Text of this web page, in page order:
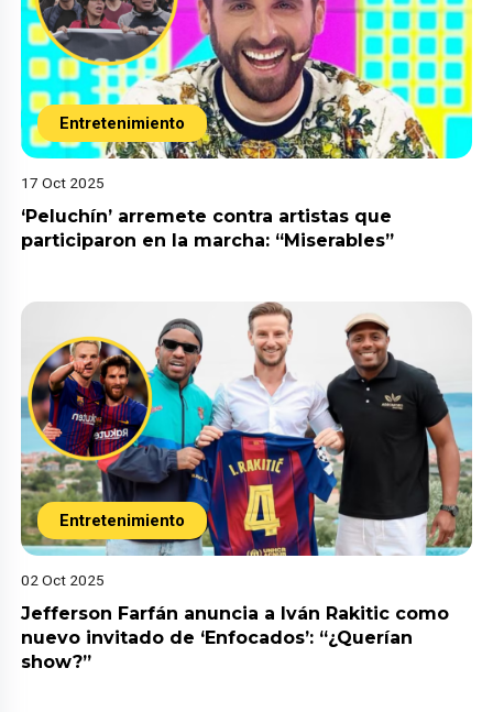
Entretenimiento
17 Oct 2025
‘Peluchín’ arremete contra artistas que
participaron en la marcha: “Miserables”
Entretenimiento
02 Oct 2025
Jefferson Farfán anuncia a Iván Rakitic como
nuevo invitado de ‘Enfocados’: “¿Querían
show?”